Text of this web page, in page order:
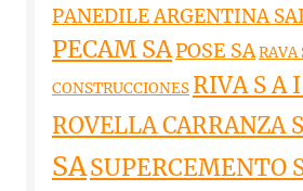
PANEDILE ARGENTINA
PECAM SAPOSE SARAVA
CONSTRUCCIONES RIVA S A
ROVELLA CARRANZA
SASUPERCEMENTO